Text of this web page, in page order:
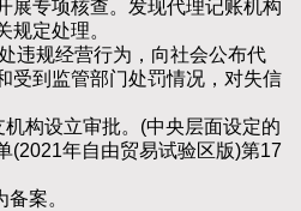
展专项核查。发现代理记账机构
规定处理。
规经营行为，向社会公布代
受到监管部门处罚情况，对失信
构设立审批。(中央层面设定的
(2021年自由贸易试验区版)第17
案。